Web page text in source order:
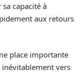
capacité à
aux retours
place importante
vers